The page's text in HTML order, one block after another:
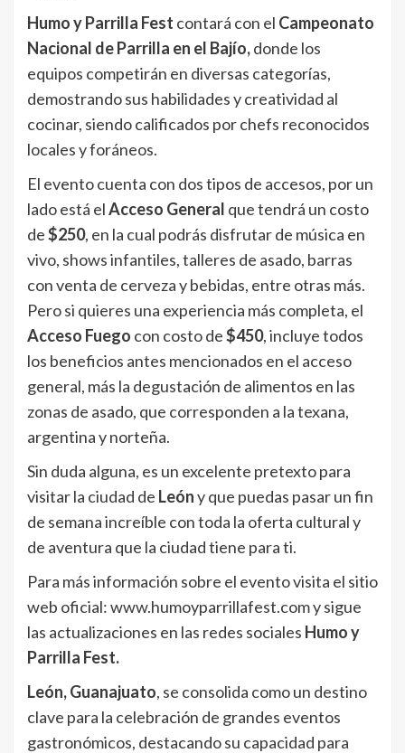
Humo y Parrilla Fest contará con el Campeonato
Nacional de Parrilla en el Bajío,donde los
equipos competirán en diversas categorías,
demostrando sus habilidades y creatividad al
cocinar, siendo calificados por chefs reconocidos
locales y foráneos.
El evento cuenta con dos tipos de accesos, por un
lado está elAcceso General que tendrá un costo
de$250, en la cual podrás disfrutar de música en
vivo, shows infantiles, talleres de asado, barras
con venta de cerveza y bebidas, entre otras más.
Pero si quieres una experiencia más completa, el
Acceso Fuego con costo de$450, incluye todos
los beneficios antes mencionados en el acceso
general, más la degustación de alimentos en las
zonas de asado, que corresponden a la texana,
argentina y norteña.
Sin duda alguna, es un excelente pretexto para
visitar la ciudad de Leóny que puedas pasar un fin
de semana increíble con toda la oferta cultural y
de aventura que la ciudad tiene para ti.
Para más información sobre el evento visita el sitio
web oficial: www.humoyparrillafest.com y sigue
las actualizaciones en las redes sociales Humo y
Parrilla Fest.
León, Guanajuato, se consolida como un destino
clave para la celebración de grandes eventos
gastronómicos, destacando su capacidad para